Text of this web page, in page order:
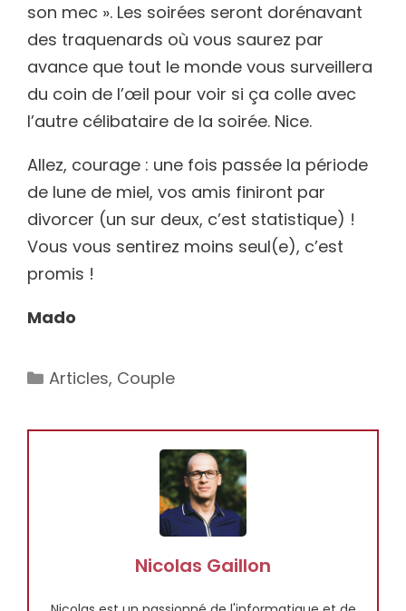
son mec ». Les soirées seront dorénavant
des traquenards où vous saurez par
avance que tout le monde vous surveillera
du coin de l’œil pour voir si ça colle avec
l’autre célibataire de la soirée. Nice.
Allez, courage : une fois passée la période
de lune de miel, vos amis finiront par
divorcer (un sur deux, c’est statistique) !
Vous vous sentirez moins seul(e), c’est
promis !
Mado
Catégories
Articles, Couple
Nicolas Gaillon